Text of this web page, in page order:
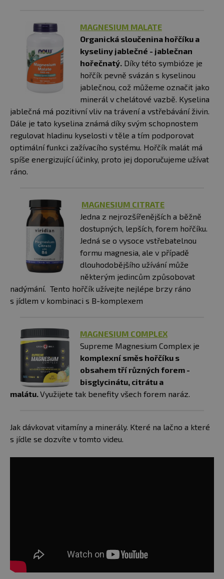
MAGNESIUM MALATE
Organická sloučenina hořčíku a
kyseliny jablečné - jablečnan
hořečnatý. Díky této symbióze je
hořčík pevně svázán s kyselinou
jablečnou, což můžeme označit jako
minerál v chelátové vazbě. Kyselina
jablečná má pozitivní vliv na trávení a vstřebávání živin.
Dále je tato kyselina známá díky svým schopnostem
regulovat hladinu kyselosti v těle a tím podporovat
optimální funkci zažívacího systému. Hořčík malát má
spíše energizující účinky, proto jej doporučujeme užívat
ráno.
MAGNESIUM CITRATE
Jedna z nejrozšířenějších a běžně
dostupných, lepších, forem hořčíku.
Jedná se o vysoce vstřebatelnou
formu magnesia, ale v případě
dlouhodobějšího užívání může
některým jedincům způsobovat
nadýmání. Tento hořčík užívejte nejlépe brzy ráno
s jídlem v kombinaci s B-komplexem
MAGNESIUM COMPLEX
Supreme Magnesium Complex je
komplexní směs hořčíku s
obsahem tří různých forem -
bisglycinátu, citrátu a
malátu. Využijete tak benefity všech forem naráz.
Jak dávkovat vitamíny a minerály. Které na lačno a které
s jídle se dozvíte v tomto videu.